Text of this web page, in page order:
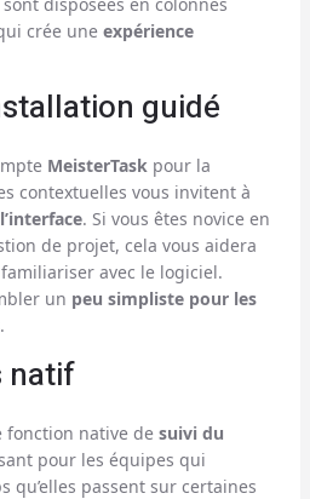
crée une expérience
guidé
MeisterTask pour la
contextuelles vous invitent à
. Si vous êtes novice en
de projet, cela vous aidera
avec le logiciel.
un peu simpliste pour les
.
natif
fonction native de suivi du
pour les équipes qui
qu’elles passent sur certaines